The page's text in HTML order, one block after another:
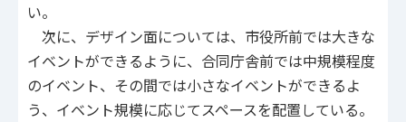
い。
次に、デザイン面については、市役所前では大きな
イベントができるように、合同庁舎前では中規模程度
のイベント、その間では小さなイベントができるよ
う、イベント規模に応じてスペースを配置している。